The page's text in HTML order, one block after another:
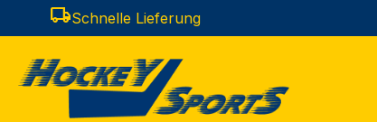
Hauptinhalt springen
Zur Suche springen
Zur Hauptnavigation springen
local_shippingSchnelle Lieferung